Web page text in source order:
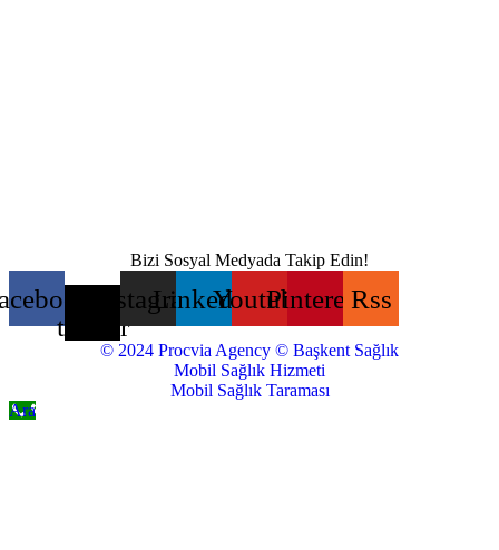
Bizi Sosyal Medyada Takip Edin!
twitter
Instagram
LinkedinYoutubePinterestRss
© 2024 Procvia Agency © Başkent Sağlık
Mobil Sağlık Hizmeti
Mobil Sağlık Taraması
Ara